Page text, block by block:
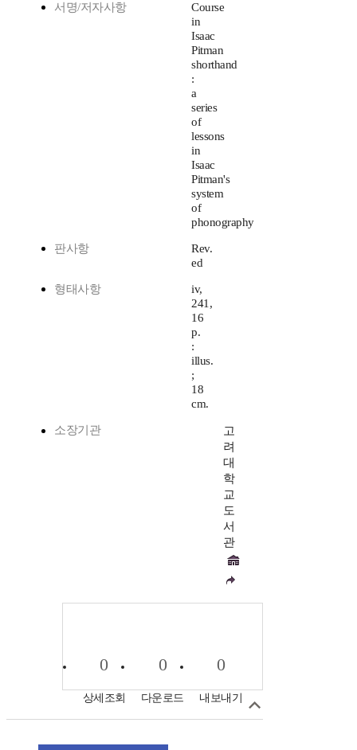
서명/저자사항
Course
in
Isaac
Pitman
shorthand
:
a
series
of
lessons
in
Isaac
Pitman's
system
of
phonography
판사항
Rev.
ed
형태사항
iv,
241,
16
p.
:
illus.
;
18
cm.
소장기관
고
려
대
학
교
도
서
관
0
상세조회
0
다운로드
0
내보내기